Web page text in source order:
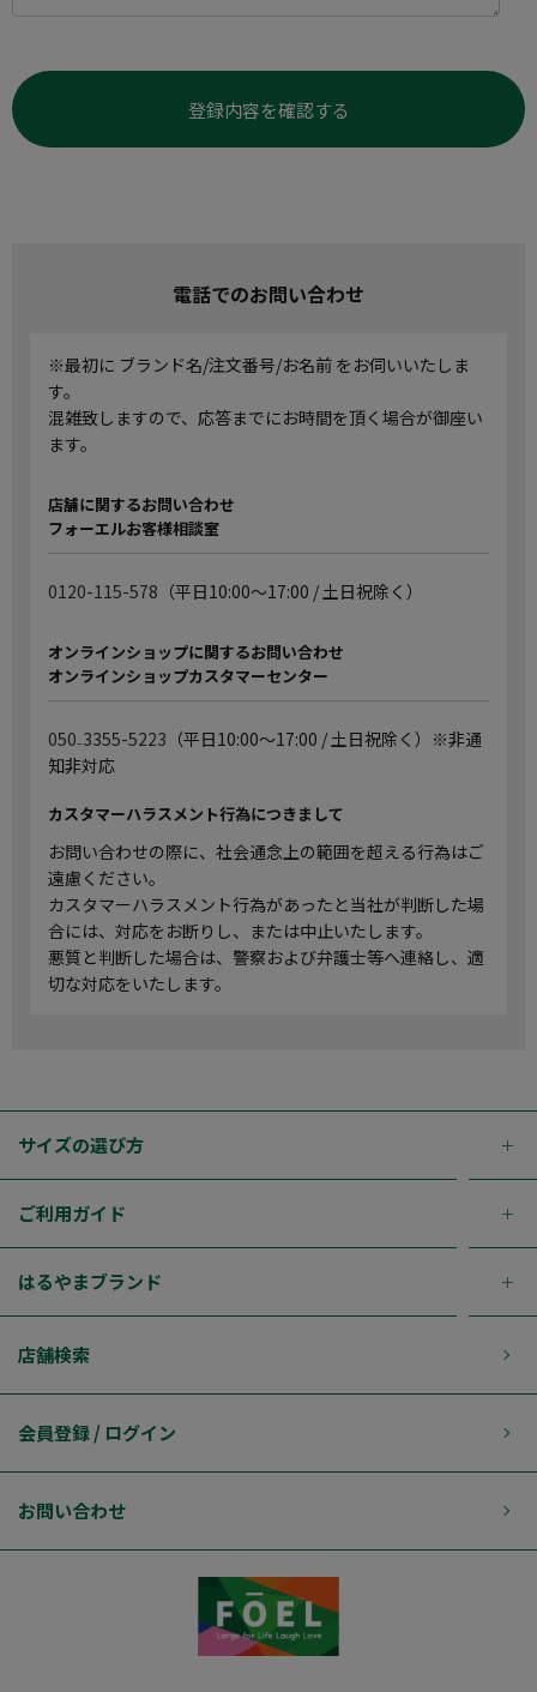
登録内容を確認する
電話でのお問い合わせ
※最初に ブランド名/注文番号/お名前 をお伺いいたしま
す。
混雑致しますので、応答までにお時間を頂く場合が御座い
ます。
店舗に関するお問い合わせ
フォーエルお客様相談室
0120-115-578 （平日10:00～17:00 / 土日祝除く）
オンラインショップに関するお問い合わせ
オンラインショップカスタマーセンター
050₋3355-5223 （平日10:00～17:00 / 土日祝除く）※非通
知非対応
カスタマーハラスメント行為につきまして
お問い合わせの際に、社会通念上の範囲を超える行為はご
遠慮ください。
カスタマーハラスメント行為があったと当社が判断した場
合には、対応をお断りし、または中止いたします。
悪質と判断した場合は、警察および弁護士等へ連絡し、適
切な対応をいたします。
サイズの選び方
ご利用ガイド
はるやまブランド
店舗検索
会員登録 / ログイン
お問い合わせ